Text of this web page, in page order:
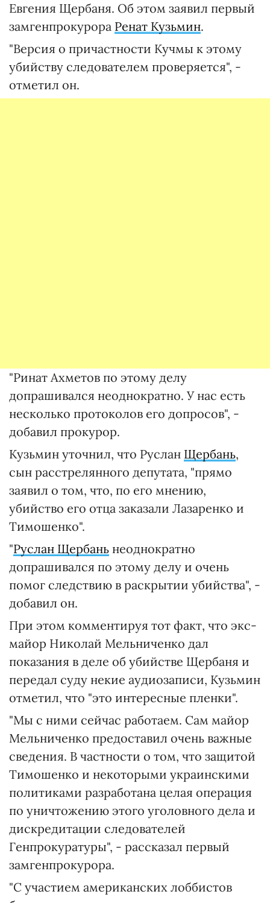
Евгения Щербаня. Об этом заявил первый
замгенпрокурора Ренат Кузьмин.
"Версия о причастности Кучмы к этому
убийству следователем проверяется", -
отметил он.
"Ринат Ахметов по этому делу
допрашивался неоднократно. У нас есть
несколько протоколов его допросов", -
добавил прокурор.
Кузьмин уточнил, что Руслан Щербань,
сын расстрелянного депутата, "прямо
заявил о том, что, по его мнению,
убийство его отца заказали Лазаренко и
Тимошенко".
"Руслан Щербань неоднократно
допрашивался по этому делу и очень
помог следствию в раскрытии убийства", -
добавил он.
При этом комментируя тот факт, что экс-
майор Николай Мельниченко дал
показания в деле об убийстве Щербаня и
передал суду некие аудиозаписи, Кузьмин
отметил, что "это интересные пленки".
"Мы с ними сейчас работаем. Сам майор
Мельниченко предоставил очень важные
сведения. В частности о том, что защитой
Тимошенко и некоторыми украинскими
политиками разработана целая операция
по уничтожению этого уголовного дела и
дискредитации следователей
Генпрокуратуры", - рассказал первый
замгенпрокурора.
"С участием американских лоббистов